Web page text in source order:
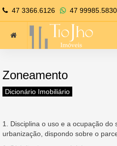
47 3366.6126 47 99985.5830
Zoneamento
Dicionário Imobiliário
1. Disciplina o uso e a ocupação do
urbanização, dispondo sobre o